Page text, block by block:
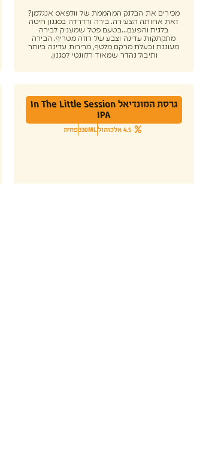
מכירים את הבלנק המהממת של וולפאס אנגלמן?
זאת אחותה הצעירה. בירה ורדרדה בסגנון חיטה
בלגית והפעם...בטעם פטל שמעניק לבירה
מתקתקות עדינה וצבע של רוזה מטריף. הבירה
מעוננת ובעלת מרקם מלטף, מרירות עדינה ביותר
ותיבול נהדר שמאוד רלוונטי לסגנון.
גרסת המונדיאל In The Little Session
IPA
4.5 אלכוהול 330MLפחית